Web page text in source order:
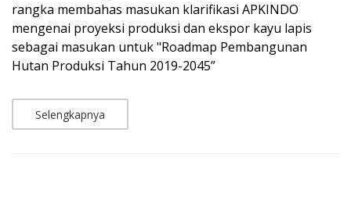
rangka membahas masukan klarifikasi APKINDO
mengenai proyeksi produksi dan ekspor kayu lapis
sebagai masukan untuk "Roadmap Pembangunan
Hutan Produksi Tahun 2019-2045”
Selengkapnya